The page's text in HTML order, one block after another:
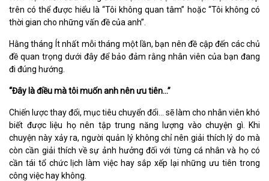
trên có thể được hiểu là “Tôi không quan tâm” hoặc “Tôi không có
thời gian cho những vấn đề của anh”.
Hằng tháng Ít nhất mỗi tháng một lần, bạn nên đề cập đến các chủ
đề quan trọng dưới đây để bảo đảm rằng nhân viên của bạn đang
đi đúng hướng.
“Đây là điều mà tôi muốn anh nên ưu tiên…”
Chiến lược thay đổi, mục tiêu chuyển đổi… sẽ làm cho nhân viên khó
biết được liệu họ nên tập trung năng lượng vào chuyện gì. Khi
chuyện này xảy ra, người quản lý không chỉ nên giải thích lý do mà
còn cần giải thích về sự ảnh hưởng đối với từng cá nhân và họ có
cần tái tổ chức lịch làm việc hay sắp xếp lại những ưu tiên trong
công việc hay không.